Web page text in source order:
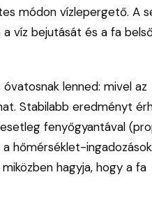
módon vízlepergető. A
víz bejutását és a fa
lenned: mivel az
Stabilabb eredményt
fenyőgyantával
hőmérséklet-
hagyja, hogy a fa